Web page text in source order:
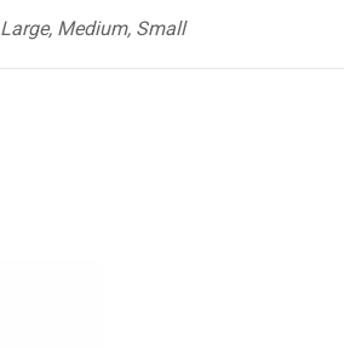
Large, Medium, Small